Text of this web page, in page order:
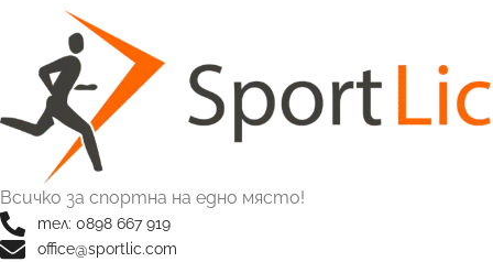
Всичко за спортна на едно място!
тел: 0898 667 919
office@sportlic.com